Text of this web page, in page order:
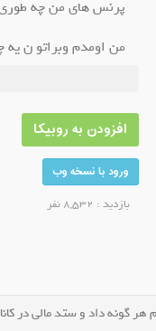
پرنس های من چه
من اومدم وبراتو ن یه
دخی لند اومده وبا
پس زود بکوب روی
افزودن به روبیکا
ورود با نسخه وب
بازدید : 8,532 نفر
هر گونه داد و ستد مالی در
کانال روبیکا